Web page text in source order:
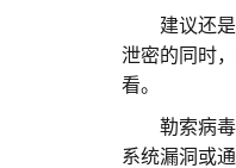
建议还是个
泄密的同时
看。
勒索病毒是
系统漏洞或